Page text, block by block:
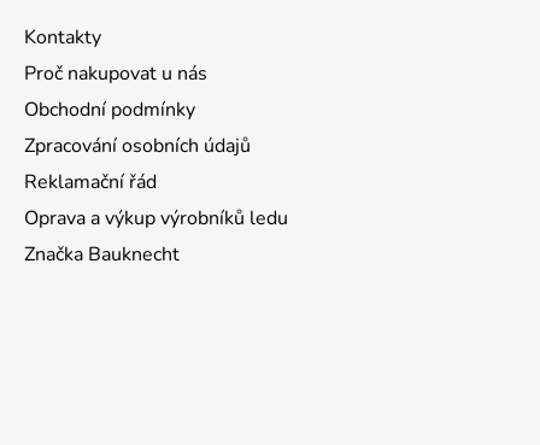
Kontakty
Proč nakupovat u nás
Obchodní podmínky
Zpracování osobních údajů
Reklamační řád
Oprava a výkup výrobníků ledu
Značka Bauknecht